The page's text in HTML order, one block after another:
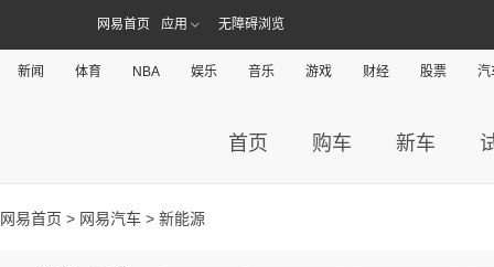
网易首页 应用 无障碍浏览
新闻 体育 NBA 娱乐 音乐 游戏 财经 股票 汽
首页 购车 新车
网易首页 > 网易汽车 > 新能源